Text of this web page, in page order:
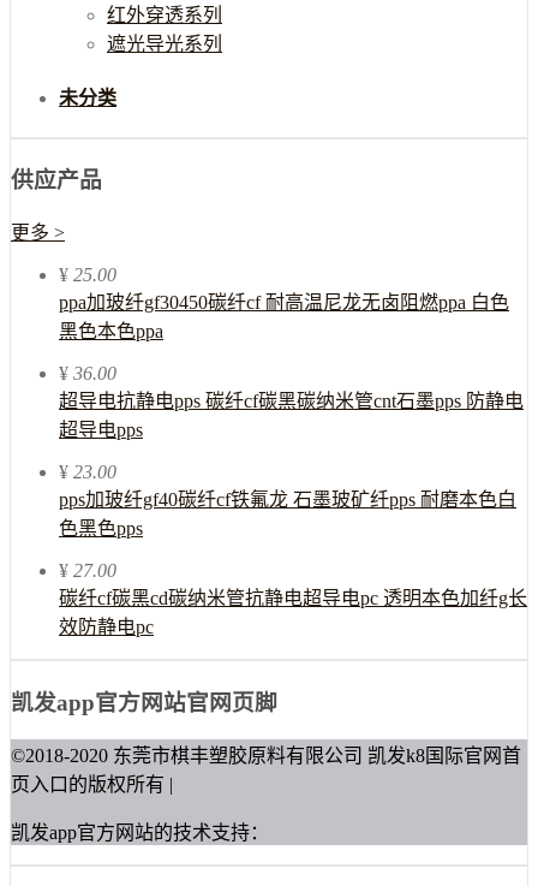
红外穿透系列
遮光导光系列
未分类
供应产品
更多 >
¥ 25.00
ppa加玻纤gf30450碳纤cf 耐高温尼龙无卤阻燃ppa 白色
黑色本色ppa
¥ 36.00
超导电抗静电pps 碳纤cf碳黑碳纳米管cnt石墨pps 防静电
超导电pps
¥ 23.00
pps加玻纤gf40碳纤cf铁氟龙 石墨玻矿纤pps 耐磨本色白
色黑色pps
¥ 27.00
碳纤cf碳黑cd碳纳米管抗静电超导电pc 透明本色加纤g长
效防静电pc
凯发app官方网站官网页脚
©2018-2020 东莞市棋丰塑胶原料有限公司 凯发k8国际官网首
页入口的版权所有 |
凯发app官方网站的技术支持：